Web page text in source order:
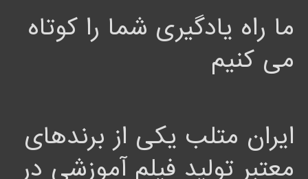
ما راه یادگیری شما را کوتاه
می کنیم
ایران متلب یکی از برندهای
معتبر تولید فیلم آموزشی در